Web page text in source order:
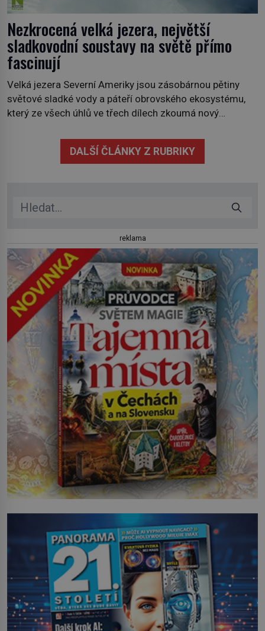
Nezkrocená velká jezera, největší
sladkovodní soustavy na světě přímo
fascinují
Velká jezera Severní Ameriky jsou zásobárnou pětiny
světové sladké vody a páteří obrovského ekosystému,
který ze všech úhlů ve třech dílech zkoumá nový
premiéře jej uvidíte na Viasat Nature v pondělí 5.
července. Hořejší jezero, Huronské jezero, Michiganské
DALŠÍ ČLÁNKY Z RUBRIKY
reklama